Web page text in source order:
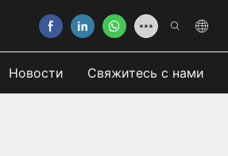
Новости Свяжитесь с нами